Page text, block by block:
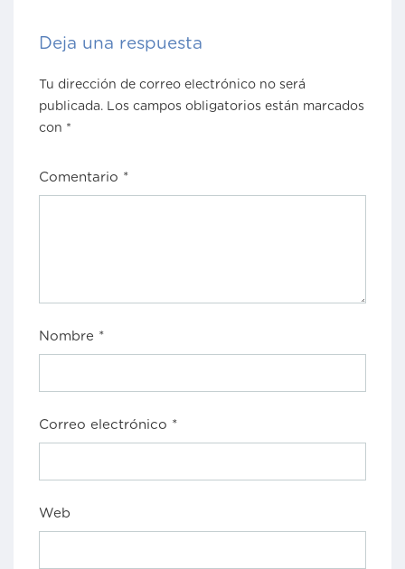
Deja una respuesta
Tu dirección de correo electrónico no será
publicada. Los campos obligatorios están marcados
con *
Comentario *
Nombre *
Correo electrónico *
Web